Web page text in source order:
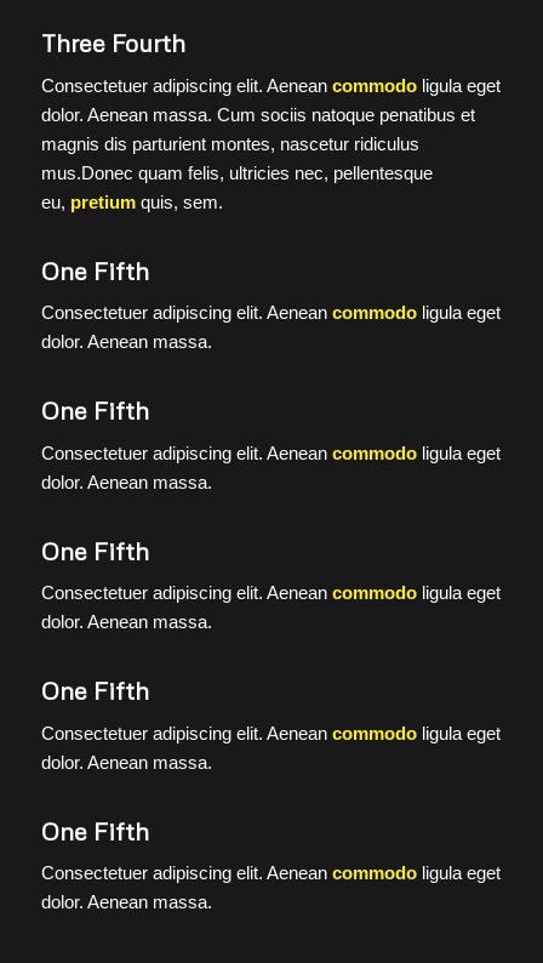
Three Fourth
Consectetuer adipiscing elit. Aenean commodoligula eget
dolor. Aenean massa. Cum sociis natoque penatibus et
magnis dis parturient montes, nascetur ridiculus
mus.Donec quam felis, ultricies nec, pellentesque
eu, pretiumquis, sem.
One Fifth
Consectetuer adipiscing elit. Aenean commodoligula eget
dolor. Aenean massa.
One Fifth
Consectetuer adipiscing elit. Aenean commodoligula eget
dolor. Aenean massa.
One Fifth
Consectetuer adipiscing elit. Aenean commodoligula eget
dolor. Aenean massa.
One Fifth
Consectetuer adipiscing elit. Aenean commodoligula eget
dolor. Aenean massa.
One Fifth
Consectetuer adipiscing elit. Aenean commodoligula eget
dolor. Aenean massa.